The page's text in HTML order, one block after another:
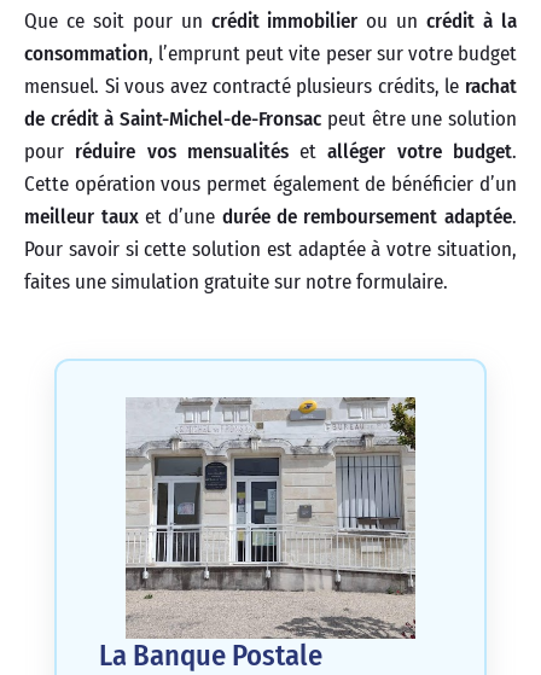
Que ce soit pour un crédit immobilier ou uncrédit à la
consommation, l’emprunt peut vite peser sur votre budget
mensuel. Si vous avez contracté plusieurs crédits, le rachat
de crédit à Saint-Michel-de-Fronsac peut être une solution
pour réduire vos mensualitésetalléger votre budget.
Cette opération vous permet également de bénéficier d’un
meilleur tauxet d’une durée de remboursement adaptée.
Pour savoir si cette solution est adaptée à votre situation,
faites une simulation gratuite sur notre formulaire.
La Banque Postale